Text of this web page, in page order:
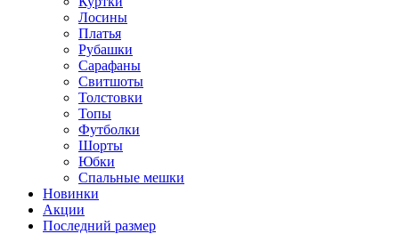
Лосины
Платья
Рубашки
Сарафаны
Свитшоты
Толстовки
Топы
Футболки
Шорты
Юбки
Спальные мешки
Новинки
Акции
Последний размер